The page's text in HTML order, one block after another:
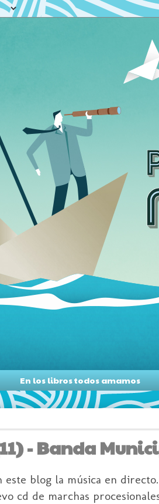
En los libros todos amamos
- Banda
blog la música en
cd de marchas